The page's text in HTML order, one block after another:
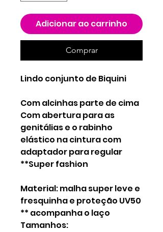
Adicionar ao carrinho
Comprar
Lindo conjunto de Biquini
Com alcinhas parte de cima
Com abertura para as
genitálias e o rabinho
elástico na cintura com
adaptador para regular
**Super fashion
Material: malha super leve e
fresquinha e proteção UV50
** acompanha o laço
Tamanhos: